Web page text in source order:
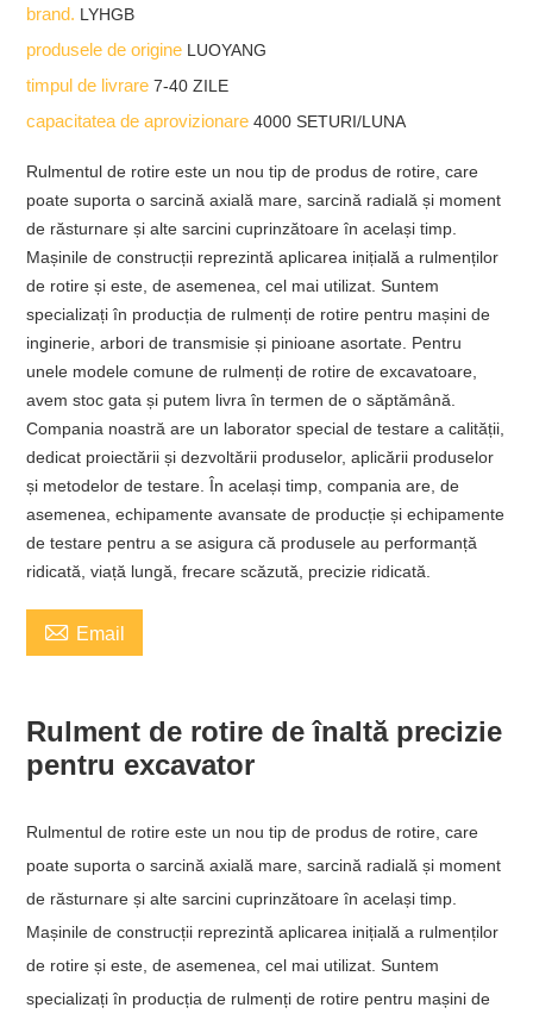
brand. LYHGB
produsele de origine LUOYANG
timpul de livrare7-40 ZILE
capacitatea de aprovizionare4000 SETURI/LUNA
Rulmentul de rotire este un nou tip de produs de rotire, care
poate suporta o sarcină axială mare, sarcină radială și moment
de răsturnare și alte sarcini cuprinzătoare în același timp.
Mașinile de construcții reprezintă aplicarea inițială a rulmenților
de rotire și este, de asemenea, cel mai utilizat. Suntem
specializați în producția de rulmenți de rotire pentru mașini de
inginerie, arbori de transmisie și pinioane asortate. Pentru
unele modele comune de rulmenți de rotire de excavatoare,
avem stoc gata și putem livra în termen de o săptămână.
Compania noastră are un laborator special de testare a calității,
dedicat proiectării și dezvoltării produselor, aplicării produselor
și metodelor de testare. În același timp, compania are, de
asemenea, echipamente avansate de producție și echipamente
de testare pentru a se asigura că produsele au performanță
ridicată, viață lungă, frecare scăzută, precizie ridicată.
 Email
Rulment de rotire de înaltă precizie
pentru excavator
Rulmentul de rotire este un nou tip de produs de rotire, care
poate suporta o sarcină axială mare, sarcină radială și moment
de răsturnare și alte sarcini cuprinzătoare în același timp.
Mașinile de construcții reprezintă aplicarea inițială a rulmenților
de rotire și este, de asemenea, cel mai utilizat. Suntem
specializați în producția de rulmenți de rotire pentru mașini de